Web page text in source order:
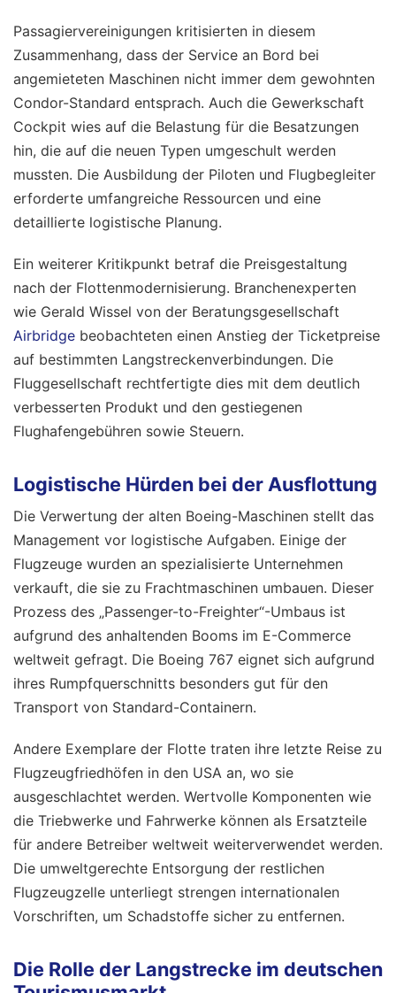
Passagiervereinigungen kritisierten in diesem
Zusammenhang, dass der Service an Bord bei
angemieteten Maschinen nicht immer dem gewohnten
Condor-Standard entsprach. Auch die Gewerkschaft
Cockpit wies auf die Belastung für die Besatzungen
hin, die auf die neuen Typen umgeschult werden
mussten. Die Ausbildung der Piloten und Flugbegleiter
erforderte umfangreiche Ressourcen und eine
detaillierte logistische Planung.
Ein weiterer Kritikpunkt betraf die Preisgestaltung
nach der Flottenmodernisierung. Branchenexperten
wie Gerald Wissel von der Beratungsgesellschaft
Airbridge beobachteten einen Anstieg der Ticketpreise
auf bestimmten Langstreckenverbindungen. Die
Fluggesellschaft rechtfertigte dies mit dem deutlich
verbesserten Produkt und den gestiegenen
Flughafengebühren sowie Steuern.
Logistische Hürden bei der Ausflottung
Die Verwertung der alten Boeing-Maschinen stellt das
Management vor logistische Aufgaben. Einige der
Flugzeuge wurden an spezialisierte Unternehmen
verkauft, die sie zu Frachtmaschinen umbauen. Dieser
Prozess des „Passenger-to-Freighter“-Umbaus ist
aufgrund des anhaltenden Booms im E-Commerce
weltweit gefragt. Die Boeing 767 eignet sich aufgrund
ihres Rumpfquerschnitts besonders gut für den
Transport von Standard-Containern.
Andere Exemplare der Flotte traten ihre letzte Reise zu
Flugzeugfriedhöfen in den USA an, wo sie
ausgeschlachtet werden. Wertvolle Komponenten wie
die Triebwerke und Fahrwerke können als Ersatzteile
für andere Betreiber weltweit weiterverwendet werden.
Die umweltgerechte Entsorgung der restlichen
Flugzeugzelle unterliegt strengen internationalen
Vorschriften, um Schadstoffe sicher zu entfernen.
Die Rolle der Langstrecke im deutschen